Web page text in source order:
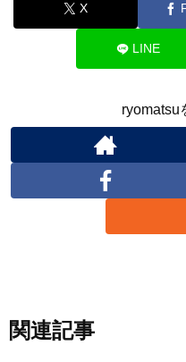
X
LINE
ryomatsu
関連記事